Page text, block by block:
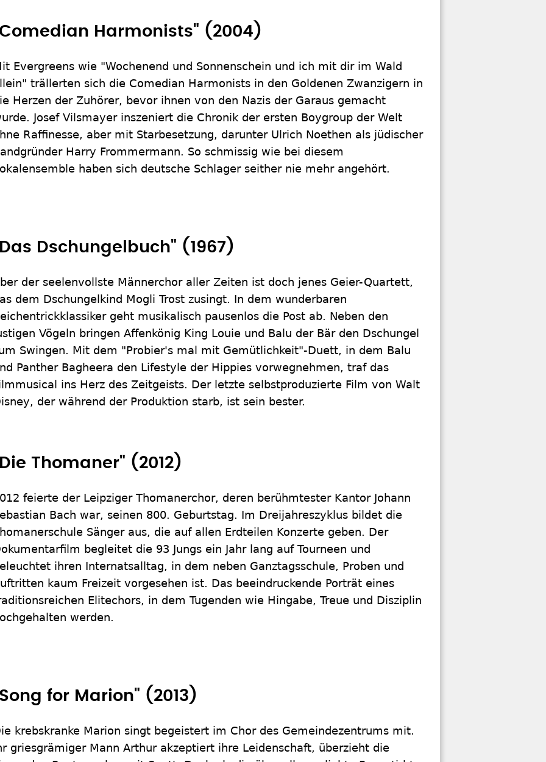
Harmonists" (2004)
Evergreens wie "Wochenend und Sonnenschein und ich mit dir im Wald
trällerten sich die Comedian Harmonists in den Goldenen Zwanzigern in
Herzen der Zuhörer, bevor ihnen von den Nazis der Garaus gemacht
Josef Vilsmayer inszeniert die Chronik der ersten Boygroup der Welt
Raffinesse, aber mit Starbesetzung, darunter Ulrich Noethen als jüdischer
Harry Frommermann. So schmissig wie bei diesem
haben sich deutsche Schlager seither nie mehr angehört.
Dschungelbuch" (1967)
der seelenvollste Männerchor aller Zeiten ist doch jenes Geier-Quartett,
dem Dschungelkind Mogli Trost zusingt. In dem wunderbaren
geht musikalisch pausenlos die Post ab. Neben den
Vögeln bringen Affenkönig King Louie und Balu der Bär den Dschungel
Swingen. Mit dem "Probier's mal mit Gemütlichkeit"-Duett, in dem Balu
Panther Bagheera den Lifestyle der Hippies vorwegnehmen, traf das
ins Herz des Zeitgeists. Der letzte selbstproduzierte Film von Walt
der während der Produktion starb, ist sein bester.
Thomaner" (2012)
feierte der Leipziger Thomanerchor, deren berühmtester Kantor Johann
Bach war, seinen 800. Geburtstag. Im Dreijahreszyklus bildet die
Sänger aus, die auf allen Erdteilen Konzerte geben. Der
begleitet die 93 Jungs ein Jahr lang auf Tourneen und
ihren Internatsalltag, in dem neben Ganztagsschule, Proben und
kaum Freizeit vorgesehen ist. Das beeindruckende Porträt eines
Elitechors, in dem Tugenden wie Hingabe, Treue und Disziplin
werden.
for Marion" (2013)
krebskranke Marion singt begeistert im Chor des Gemeindezentrums mit.
griesgrämiger Mann Arthur akzeptiert ihre Leidenschaft, überzieht die